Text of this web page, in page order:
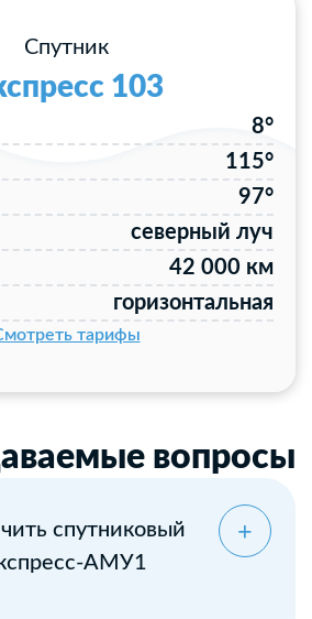
Спутник
103
8°
115°
97°
северный луч
42 000 км
горизонтальная
тарифы
вопросы
спутниковый
АМУ1